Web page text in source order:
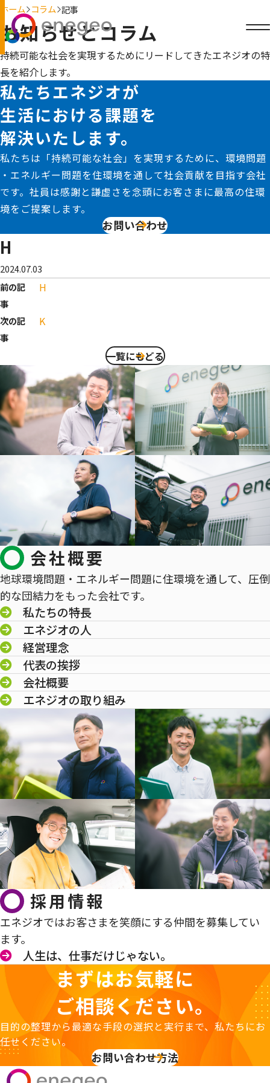
ホーム コラム 記事
お知らせとコラム
持続可能な社会を実現するためにリードしてきたエネジオの特
長を紹介します。
私たちエネジオが
生活における課題を
解決いたします。
私たちは「持続可能な社会」を実現するために、環境問題
・エネルギー問題を住環境を通して社会貢献を目指す会社
です。社員は感謝と謙虚さを念頭にお客さまに最高の住環
境をご提案します。
お問い合わせ
H
2024.07.03
前の記
事
H
次の記
事
K
一覧にもどる
会社概要
地球環境問題・エネルギー問題に住環境を通して、圧倒
的な団結力をもった会社です。
私たちの特長
エネジオの人
経営理念
代表の挨拶
会社概要
エネジオの取り組み
採用情報
エネジオではお客さまを笑顔にする仲間を募集してい
ます。
人生は、仕事だけじゃない。
まずはお気軽に
ご相談ください。
目的の整理から最適な手段の選択と実行まで、私たちにお
任せください。
お問い合わせ方法